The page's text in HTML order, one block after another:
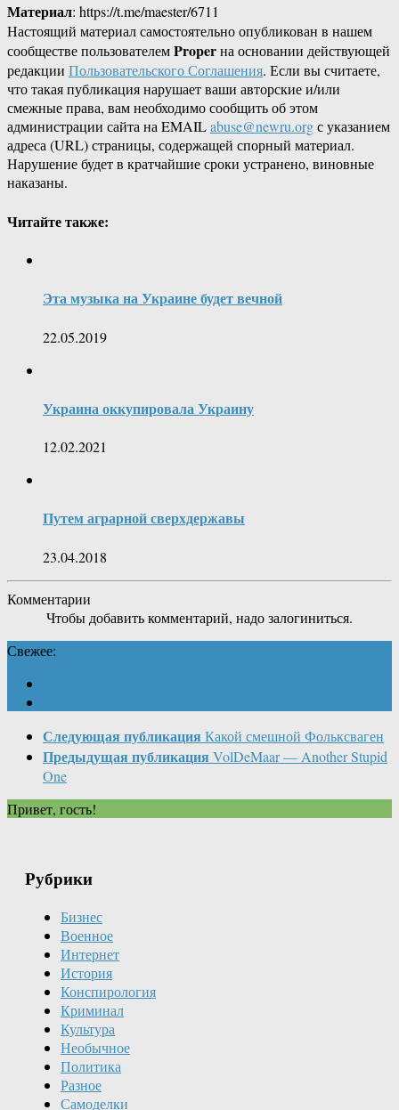
Материал: https://t.me/maester/6711
Настоящий материал самостоятельно опубликован в нашем
сообществе пользователемProperна основании действующей
редакции Пользовательского Соглашения. Если вы считаете,
что такая публикация нарушает ваши авторские и/или
смежные права, вам необходимо сообщить об этом
администрации сайта на EMAILabuse@newru.orgс указанием
адреса (URL) страницы, содержащей спорный материал.
Нарушение будет в кратчайшие сроки устранено, виновные
наказаны.
Читайте также:
Эта музыка на Украине будет вечной
22.05.2019
Украина оккупировала Украину
12.02.2021
Путем аграрной сверхдержавы
23.04.2018
Комментарии
Чтобы добавить комментарий, надо залогиниться.
Свежее:
Следующая публикация Какой смешной Фольксваген
Предыдущая публикация VolDeMaar — Another Stupid
One
Привет, гость!
Рубрики
Бизнес
Военное
Интернет
История
Конспирология
Криминал
Культура
Необычное
Политика
Разное
Самоделки